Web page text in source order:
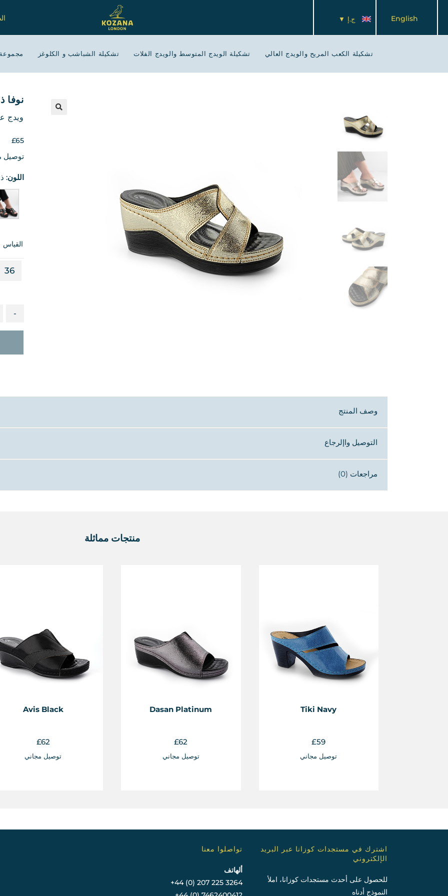
English ج.إ
تشكيلة الكعب المريح والويدج العالي تشكيلة الويدج المتوسط والويدج الفلات تشكيلة الشباشب و الكلوغز
نوفا
ويدج
£65
توصيل
اللون:
القياس
36
-
وصف المنتج
التوصيل واإلرجاع
مراجعات (0)
منتجات مماثلة
Tiki Navy
£59
توصيل مجاني
Dasan Platinum
£62
توصيل مجاني
Avis Black
£62
توصيل مجاني
اشترك في مستجدات كوزانا عبر البريد
الإلكتروني
للحصول على أحدث مستجدات كوزانا، املأ
النموذج أدناه
تواصلوا معنا
ألهاتف
+44 (0) 207 225 3264